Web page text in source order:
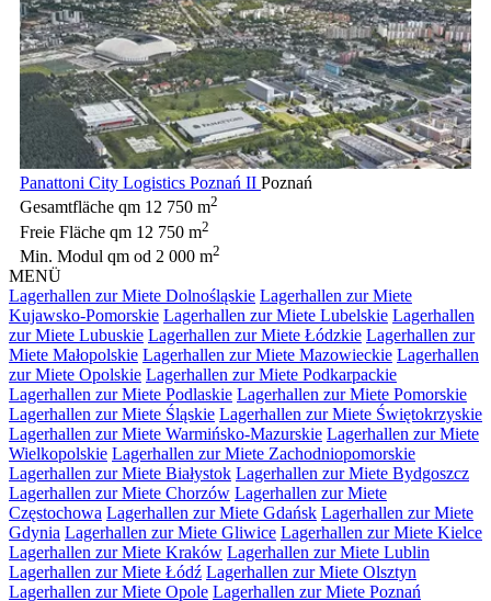
Panattoni City Logistics Poznań II Poznań
Gesamtfläche qm 12 750 m2
Freie Fläche qm 12 750 m2
Min. Modul qm od 2 000 m2
MENÜ
Lagerhallen zur Miete Dolnośląskie Lagerhallen zur Miete
Kujawsko-Pomorskie Lagerhallen zur Miete Lubelskie Lagerhallen
zur Miete Lubuskie Lagerhallen zur Miete Łódzkie Lagerhallen zur
Miete Małopolskie Lagerhallen zur Miete Mazowieckie Lagerhallen
zur Miete Opolskie Lagerhallen zur Miete Podkarpackie
Lagerhallen zur Miete Podlaskie Lagerhallen zur Miete Pomorskie
Lagerhallen zur Miete Śląskie Lagerhallen zur Miete Świętokrzyskie
Lagerhallen zur Miete Warmińsko-Mazurskie Lagerhallen zur Miete
Wielkopolskie Lagerhallen zur Miete Zachodniopomorskie
Lagerhallen zur Miete Białystok Lagerhallen zur Miete Bydgoszcz
Lagerhallen zur Miete Chorzów Lagerhallen zur Miete
Częstochowa Lagerhallen zur Miete Gdańsk Lagerhallen zur Miete
Gdynia Lagerhallen zur Miete Gliwice Lagerhallen zur Miete Kielce
Lagerhallen zur Miete Kraków Lagerhallen zur Miete Lublin
Lagerhallen zur Miete Łódź Lagerhallen zur Miete Olsztyn
Lagerhallen zur Miete Opole Lagerhallen zur Miete Poznań